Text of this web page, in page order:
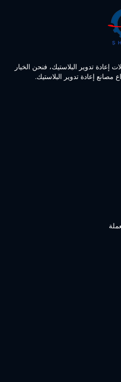
تدوير البلاستيك، فنحن الخيار
إعادة تدوير البلاستيك.